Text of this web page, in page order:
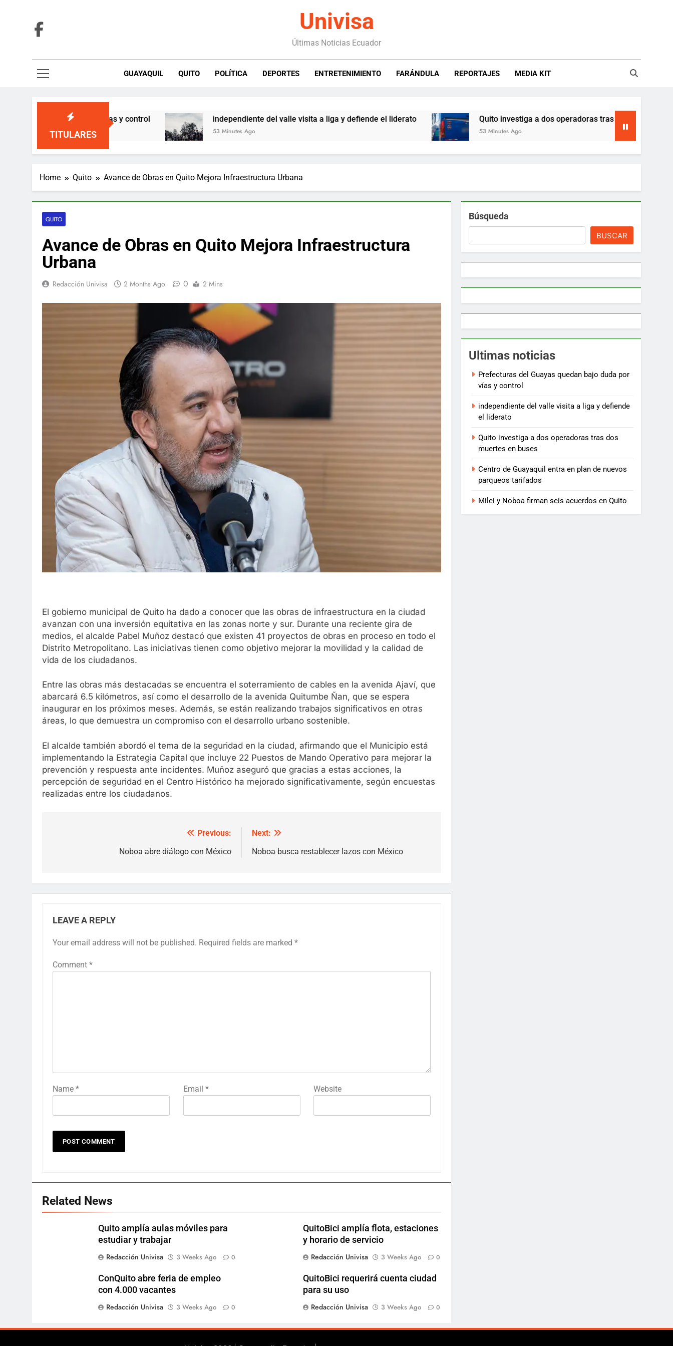
Univisa
Últimas Noticias Ecuador
GUAYAQUIL QUITO POLÍTICA DEPORTES ENTRETENIMIENTO FARÁNDULA REPORTAJES MEDIA KIT
TITULARES
bajo duda por vías y control independiente del valle visita a liga y defiende el liderato
53 Minutes Ago
Quito investiga a dos operadoras tras dos muertes en buses
53 Minutes Ago
Home Quito Avance de Obras en Quito Mejora Infraestructura Urbana
QUITO
Avance de Obras en Quito Mejora Infraestructura
Urbana
Redacción Univisa 2 Months Ago 0 2 Mins
El gobierno municipal de Quito ha dado a conocer que las obras de infraestructura en la ciudad
avanzan con una inversión equitativa en las zonas norte y sur. Durante una reciente gira de
medios, el alcalde Pabel Muñoz destacó que existen 41 proyectos de obras en proceso en todo el
Distrito Metropolitano. Las iniciativas tienen como objetivo mejorar la movilidad y la calidad de
vida de los ciudadanos.
Entre las obras más destacadas se encuentra el soterramiento de cables en la avenida Ajaví, que
abarcará 6.5 kilómetros, así como el desarrollo de la avenida Quitumbe Ñan, que se espera
inaugurar en los próximos meses. Además, se están realizando trabajos significativos en otras
áreas, lo que demuestra un compromiso con el desarrollo urbano sostenible.
El alcalde también abordó el tema de la seguridad en la ciudad, afirmando que el Municipio está
implementando la Estrategia Capital que incluye 22 Puestos de Mando Operativo para mejorar la
prevención y respuesta ante incidentes. Muñoz aseguró que gracias a estas acciones, la
percepción de seguridad en el Centro Histórico ha mejorado significativamente, según encuestas
realizadas entre los ciudadanos.
Previous:
Noboa abre diálogo con México
Next:
Noboa busca restablecer lazos con México
LEAVE A REPLY
Your email address will not be published. Required fields are marked *
Comment *
Name * Email * Website
Related News
Quito amplía aulas móviles para
estudiar y trabajar
Redacción Univisa
3 Weeks Ago 0
QuitoBici amplía flota, estaciones
y horario de servicio
Redacción Univisa
3 Weeks Ago 0
ConQuito abre feria de empleo
con 4.000 vacantes
Redacción Univisa
3 Weeks Ago 0
QuitoBici requerirá cuenta ciudad
para su uso
Redacción Univisa
3 Weeks Ago 0
Búsqueda
BUSCAR
Ultimas noticias
Prefecturas del Guayas quedan bajo duda por
vías y control
independiente del valle visita a liga y defiende
el liderato
Quito investiga a dos operadoras tras dos
muertes en buses
Centro de Guayaquil entra en plan de nuevos
parqueos tarifados
Milei y Noboa firman seis acuerdos en Quito